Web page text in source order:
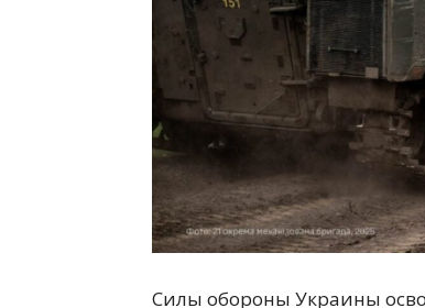
Силы обороны Украины